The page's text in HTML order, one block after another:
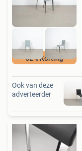
62% Korting
Ook van deze
adverteerder